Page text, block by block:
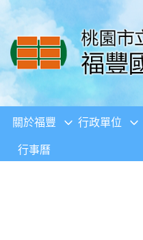
移至網頁之主要內容區位置
關於福豐 行政單位
行事曆